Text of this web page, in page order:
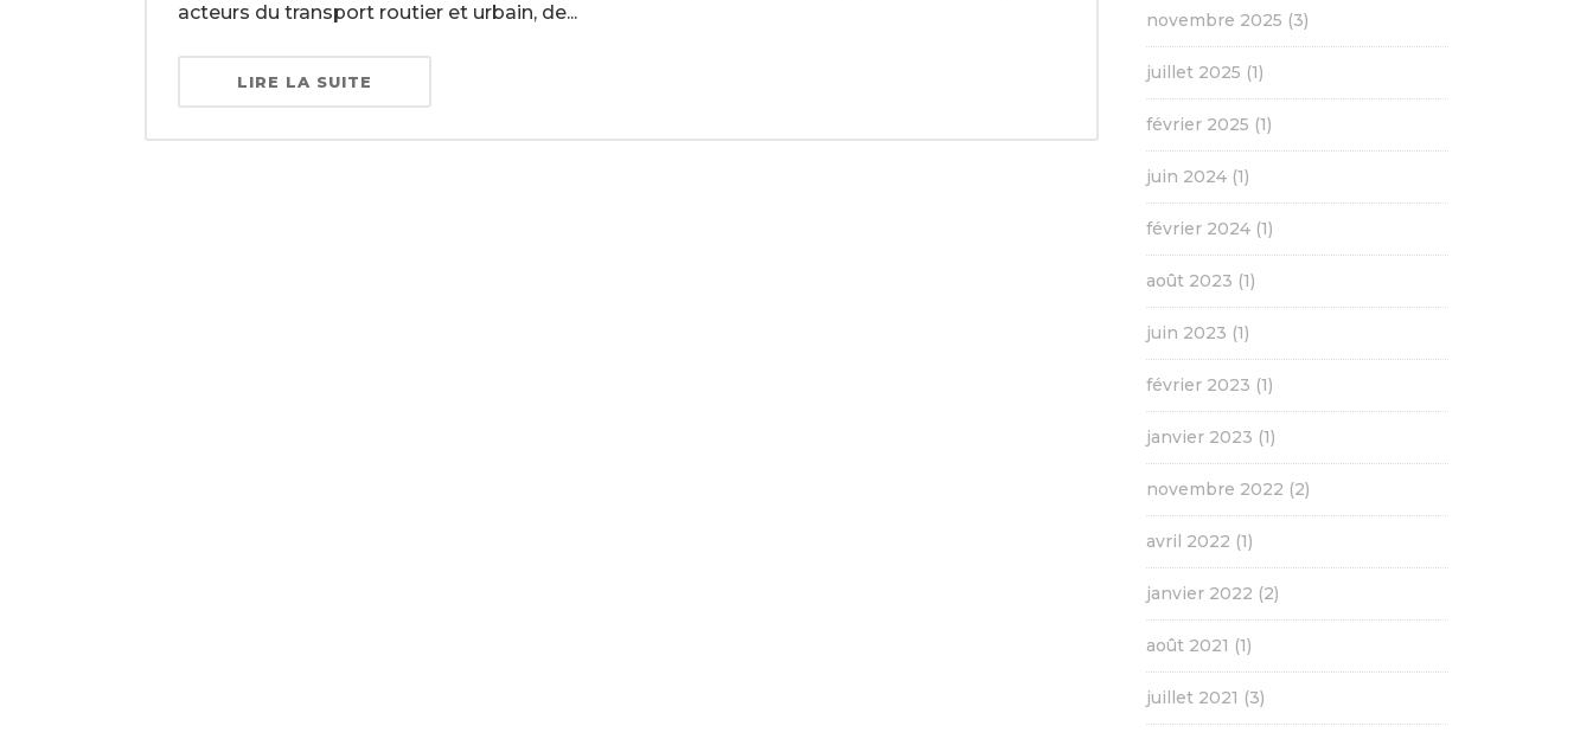
acteurs du transport routier et urbain, de...
LIRE LA SUITE
novembre 2025 (3)
juillet 2025 (1)
février 2025 (1)
juin 2024 (1)
février 2024 (1)
août 2023 (1)
juin 2023 (1)
février 2023 (1)
janvier 2023 (1)
novembre 2022 (2)
avril 2022 (1)
janvier 2022 (2)
août 2021 (1)
juillet 2021 (3)